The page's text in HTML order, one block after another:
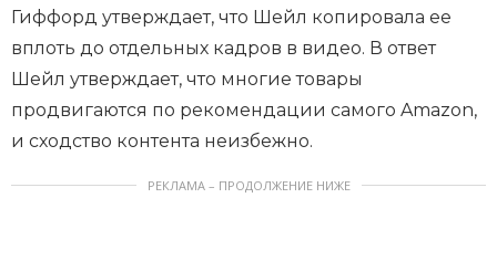
Гиффорд утверждает, что Шейл копировала ее
вплоть до отдельных кадров в видео. В ответ
Шейл утверждает, что многие товары
продвигаются по рекомендации самого Amazon,
и сходство контента неизбежно.
РЕКЛАМА – ПРОДОЛЖЕНИЕ НИЖЕ